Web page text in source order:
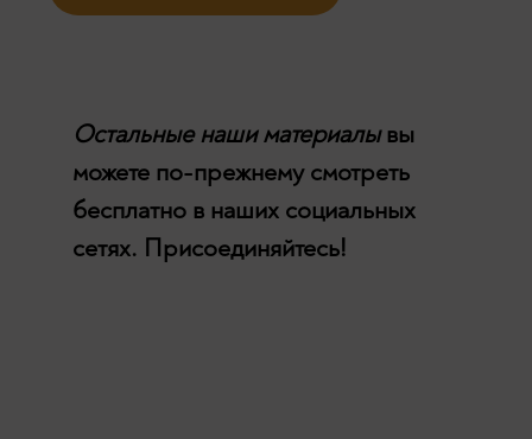
Остальные наши материалывы
можете по-прежнему смотреть
бесплатно в наших социальных
сетях. Присоединяйтесь!